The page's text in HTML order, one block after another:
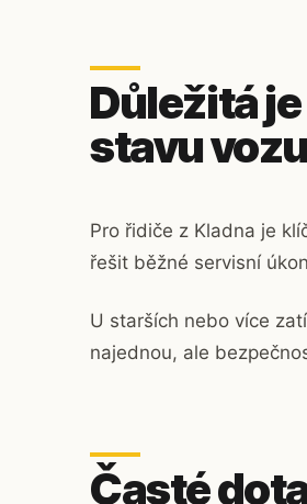
Důležitá
stavu vozu
Pro řidiče z Kladna je
řešit běžné servisní
U starších nebo více
najednou, ale
Časté